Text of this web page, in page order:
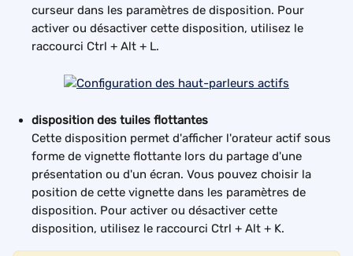
curseur dans les paramètres de disposition. Pour
activer ou désactiver cette disposition, utilisez le
raccourci Ctrl + Alt + L.
disposition des tuiles flottantes
Cette disposition permet d'afficher l'orateur actif sous
forme de vignette flottante lors du partage d'une
présentation ou d'un écran. Vous pouvez choisir la
position de cette vignette dans les paramètres de
disposition. Pour activer ou désactiver cette
disposition, utilisez le raccourci Ctrl + Alt + K.